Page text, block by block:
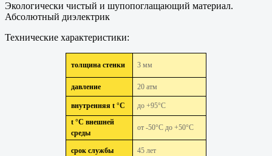
Экологически чистый и шупопоглащающий материал.
Абсолютный диэлектрик
Технические характеристики:
толщина стенки 3 мм
давление 20 атм
внутренняя t °С
до +95°С
t °С внешней
среды
от -50°С до +50°С
срок службы 45 лет